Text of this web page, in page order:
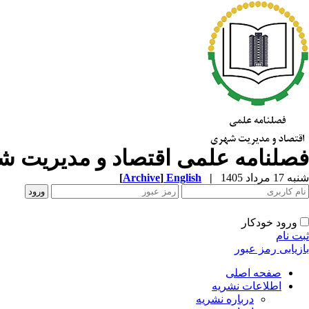
فصلنامه علمی اقتصاد و مدیریت
شنبه 17 مرداد 1405 |
English
[Archive]
ورود خودکار
ثبت نام
بازیابی رمز عبور
صفحه اصلی
اطلاعات نشریه
درباره نشریه